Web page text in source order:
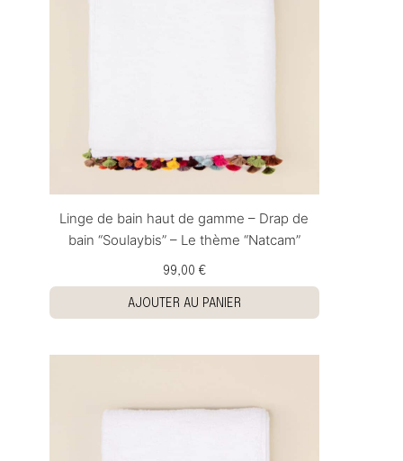
Linge de bain haut de gamme – Drap de
bain “Soulaybis” – Le thème “Natcam”
99,00 €
AJOUTER AU PANIER